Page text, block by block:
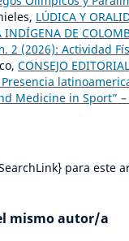
LÚDICA Y
INDÍGENA DE
2 (2026): Actividad
CONSEJO EDITORIAL
Medicine in Sport”
para este
mismo autor/a